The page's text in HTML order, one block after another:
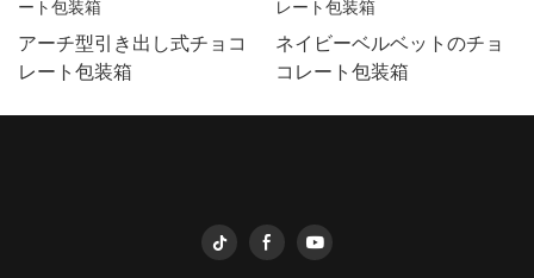
アーチ型引き出し式チョコ
レート包装箱
ネイビーベルベットのチョ
コレート包装箱